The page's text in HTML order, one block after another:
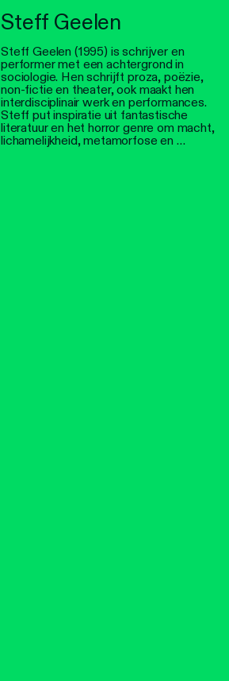
Steff Geelen
Steff Geelen (1995) is schrijver en
performer met een achtergrond in
sociologie. Hen schrijft proza, poëzie,
non-fictie en theater, ook maakt hen
interdisciplinair werk en performances.
Steff put inspiratie uit fantastische
literatuur en het horror genre om macht,
lichamelijkheid, metamorfose en …